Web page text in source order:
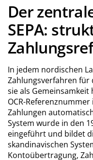
Der
SEPA:
In jedem nordischen
Zahlungsverfahren für
sie als
OCR-
Zahlungen
System wurde in den
eingeführt und bildet
skandinavischen
Kontoübertragung,